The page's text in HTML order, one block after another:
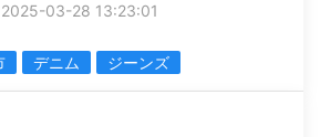
2025-03-28 13:23:01
デニム ジーンズ